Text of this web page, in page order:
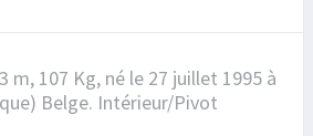
m, 107 Kg, né le 27 juillet 1995 à
Belge. Intérieur/Pivot